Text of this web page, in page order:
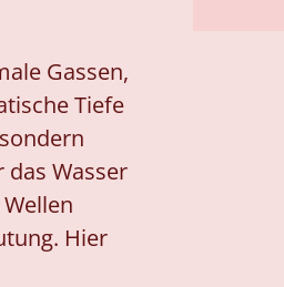
Gassen,
Tiefe
Wasser
Hier